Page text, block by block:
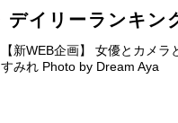
デイリーランキン
【新WEB企画】 女優とカメラ
すみれ Photo by Dream Aya